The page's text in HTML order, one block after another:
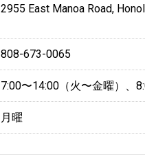
2955 East Manoa Road,
808-673-0065
7:00〜14:00（火〜金曜）、
月曜